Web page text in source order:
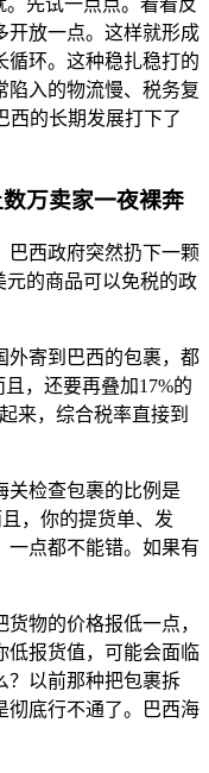
先试一点点。看看反
开放一点。这样就形成
循环。这种稳扎稳打的
陷入的物流慢、税务复
西的长期发展打下了
万卖家一夜裸奔
巴西政府突然扔下一颗
元的商品可以免税的政
外寄到巴西的包裹，都
，还要再叠加17%的
来，综合税率直接到
关检查包裹的比例是
，你的提货单、发
一点都不能错。如果有
物的价格报低一点，
低报货值，可能会面临
？以前那种把包裹拆
彻底行不通了。巴西海